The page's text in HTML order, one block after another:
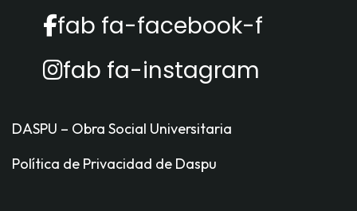
fab fa-facebook-f
fab fa-instagram
DASPU – Obra Social Universitaria
Política de Privacidad de Daspu